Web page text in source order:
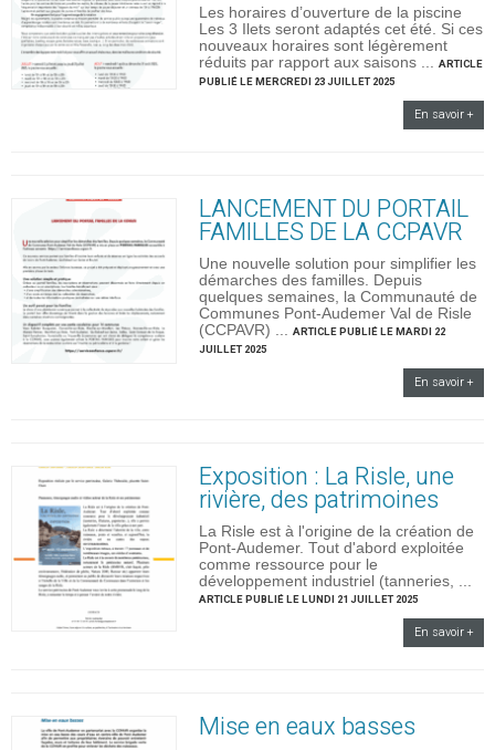
Les horaires d’ouverture de la piscine
Les 3 Ilets seront adaptés cet été. Si ces
nouveaux horaires sont légèrement
réduits par rapport aux saisons ... ARTICLE
PUBLIÉ LE MERCREDI 23 JUILLET 2025
En savoir +
LANCEMENT DU PORTAIL
FAMILLES DE LA CCPAVR
Une nouvelle solution pour simplifier les
démarches des familles. Depuis
quelques semaines, la Communauté de
Communes Pont-Audemer Val de Risle
(CCPAVR) ... ARTICLE PUBLIÉ LE MARDI 22
JUILLET 2025
En savoir +
Exposition : La Risle, une
rivière, des patrimoines
La Risle est à l'origine de la création de
Pont-Audemer. Tout d'abord exploitée
comme ressource pour le
développement industriel (tanneries, ...
ARTICLE PUBLIÉ LE LUNDI 21 JUILLET 2025
En savoir +
Mise en eaux basses